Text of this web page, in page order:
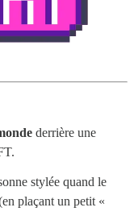
derrière une
stylée quand le
plaçant un petit «